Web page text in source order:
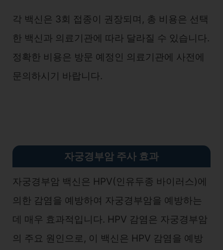
각 백신은 3회 접종이 권장되며, 총 비용은 선택
한 백신과 의료기관에 따라 달라질 수 있습니다.
정확한 비용은 방문 예정인 의료기관에 사전에
문의하시기 바랍니다.
자궁경부암 주사 효과
자궁경부암 백신은 HPV(인유두종 바이러스)에
의한 감염을 예방하여 자궁경부암을 예방하는
데 매우 효과적입니다. HPV 감염은 자궁경부암
의 주요 원인으로, 이 백신은 HPV 감염을 예방